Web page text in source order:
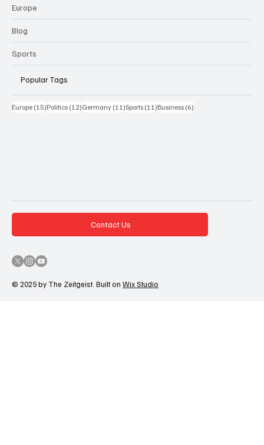
Europe
Blog
Sports
Popular Tags
Europe (15)15 Beiträge
Politics (12)12 Beiträge
Germany (11)11 Beiträge
Sports (11)11 Beiträge
Business (6)
© 2025 by The Zeitgeist. Built on Wix Studio
Contact Us